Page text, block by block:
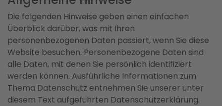
Die folgenden Hinweise geben einen einfachen
Überblick darüber, was mit Ihren
personenbezogenen Daten passiert, wenn Sie diese
Website besuchen. Personenbezogene Daten sind
alle Daten, mit denen Sie persönlich identifiziert
werden können. Ausführliche Informationen zum
Thema Datenschutz entnehmen Sie unserer unter
diesem Text aufgeführten Datenschutzerklärung.